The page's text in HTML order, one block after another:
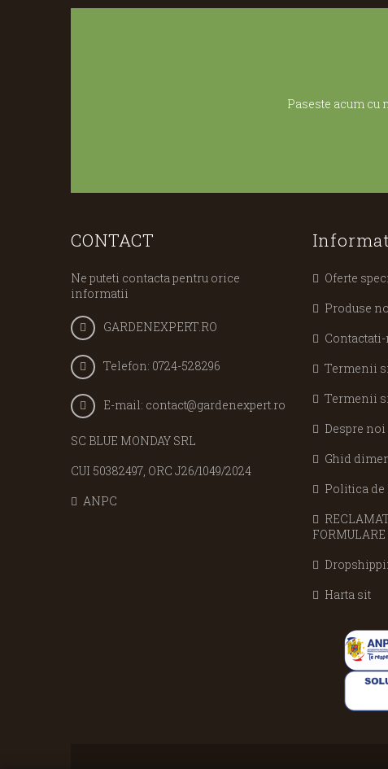
Paseste acum
CONTACT
Ne puteti contacta pentru orice
informatii
GARDENEXPERT.RO
Telefon: 0724-528296
E-mail: contact@gardenexpert.ro
SC BLUE MONDAY SRL
CUI 50382497, ORC J26/1049/2024
ANPC
Oferte
Produse
Termenii
Termenii
Despre noi
Ghid
Politica
Harta sit